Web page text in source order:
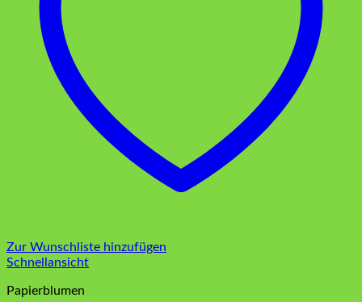
Zur Wunschliste hinzufügen
Schnellansicht
Papierblumen